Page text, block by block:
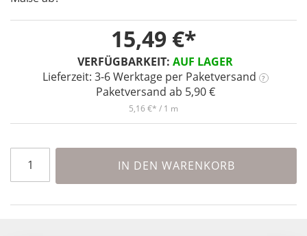
VERFÜGBARKEIT: AUF LAGER
Lieferzeit: 3-6 Werktageper Paketversand ?
Paketversand ab 5,90 €
15,49 €
5,16 € / 1 m
IN DEN WARENKORB